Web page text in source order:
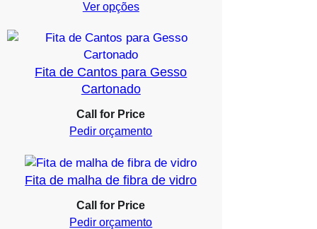
Ver opções
Fita de Cantos para Gesso
Cartonado
Call for Price
Pedir orçamento
Fita de malha de fibra de vidro
Call for Price
Pedir orçamento